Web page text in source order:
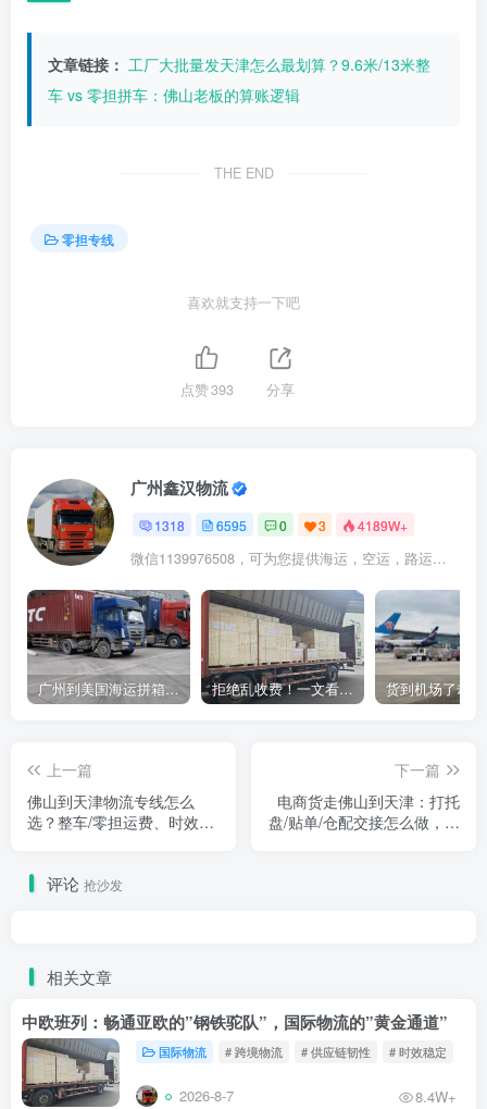
文章链接： 工厂大批量发天津怎么最划算？9.6米/13米整
车 vs 零担拼车：佛山老板的算账逻辑
THE END
零担专线
喜欢就支持一下吧
点赞393 分享
广州鑫汉物流
1318 6595 0 3 4189W+
微信1139976508，可为您提供海运，空运，路运，铁路运输
广州到美国海运拼箱多少钱？2024年最新运费构成+隐藏费用避坑指南 拒绝乱收费！一文看懂中国货代计费套路，教你避开所有隐形坑
上一篇
佛山到天津物流专线怎么
选？整车/零担运费、时效与
下一篇
电商货走佛山到天津：打托
盘/贴单/仓配交接怎么做，才
评论 抢沙发
相关文章
中欧班列：畅通亚欧的”钢铁驼队”，国际物流的”黄金通道”
国际物流 # 跨境物流 # 供应链韧性 # 时效稳定
2026-8-7 8.4W+